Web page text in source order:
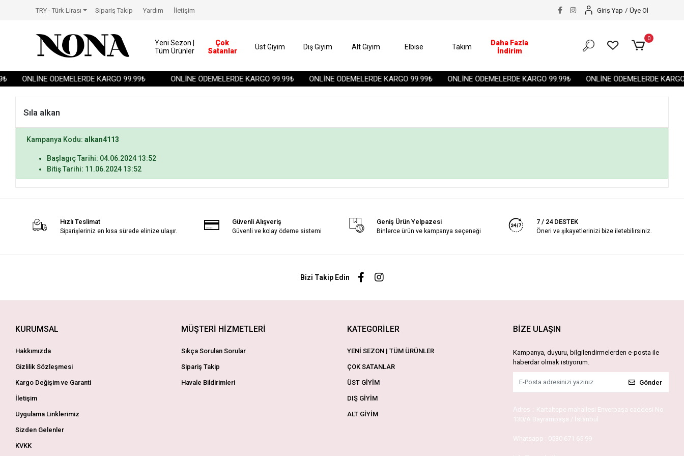
ONLİNE ÖDEMELERDE KARGO 99.99₺ ONLİNE ÖDEMELERDE KARGO 99.99₺ ONLİNE ÖDEMELERDE KARGO 99.99₺ ONLİNE ÖDEMELERDE KARGO 99.99₺ ONLİNE ÖDEMELERDE
TRY - Türk Lirası Sipariş Takip Yardım İletişim Giriş Yap / Üye Ol
Yeni Sezon |
Tüm Ürünler
Çok
Satanlar
Üst Giyim Dış Giyim Alt Giyim Elbise Takım
Daha Fazla
İndirim
0
Sıla alkan
Kampanya Kodu:alkan4113
Başlagıç Tarihi: 04.06.2024 13:52
Bitiş Tarihi: 11.06.2024 13:52
Hızlı Teslimat
Siparişleriniz en kısa sürede elinize ulaşır.
Güvenli Alışveriş
Güvenli ve kolay ödeme sistemi
Geniş Ürün Yelpazesi
Binlerce ürün ve kampanya seçeneği
7 / 24 DESTEK
Öneri ve şikayetlerinizi bize iletebilirsiniz.
Bizi Takip Edin
KURUMSAL
Hakkımızda
Gizlilik Sözleşmesi
Kargo Değişim ve Garanti
İletişim
Uygulama Linklerimiz
Sizden Gelenler
KVKK
MÜŞTERİ HİZMETLERİ
Sıkça Sorulan Sorular
Sipariş Takip
Havale Bildirimleri
KATEGORİLER
YENİ SEZON | TÜM ÜRÜNLER
ÇOK SATANLAR
ÜST GİYİM
DIŞ GİYİM
ALT GİYİM
BİZE ULAŞIN
Kampanya, duyuru, bilgilendirmelerden e-posta ile
haberdar olmak istiyorum.
Gönder
Adres : Kartaltepe mahallesi Enverpaşa caddesi No
130/A Bayrampaşa / İstanbul
Whatsapp : 0530 671 65 99